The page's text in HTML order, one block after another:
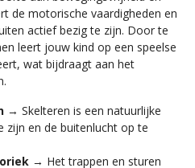
de motorische vaardigheden en
actief bezig te zijn. Door te
leert jouw kind op een speelse
wat bijdraagt aan het
→ Skelteren is een natuurlijke
zijn en de buitenlucht op te
→ Het trappen en sturen